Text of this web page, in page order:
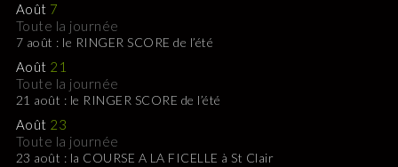
Août 7
Toute la journée
7 août : le RINGER SCORE de l’été
Août 21
Toute la journée
21 août : le RINGER SCORE de l’été
Août 23
Toute la journée
23 août : la COURSE A LA FICELLE à St Clair